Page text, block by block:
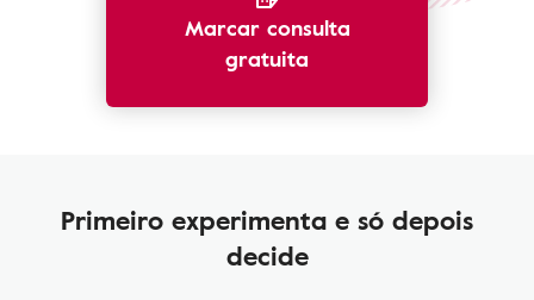
Marcar consulta
gratuita
Primeiro experimenta e só depois
decide